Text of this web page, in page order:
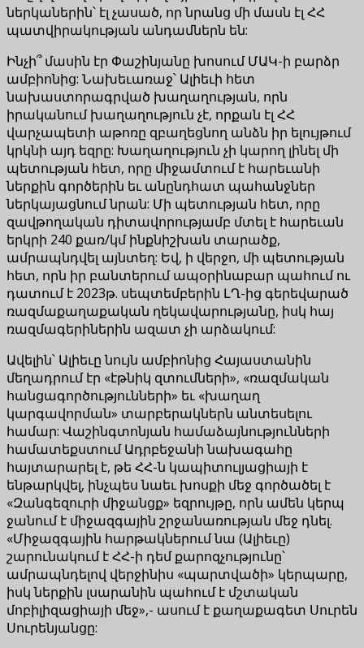
ներկաներին՝ էլ չասած, որ նրանց մի մասն էլ ՀՀ
պատվիրակության անդամներն են:
Ինչի՞ մասին էր Փաշինյանը խոսում ՄԱԿ-ի բարձր
ամբիոնից: Նախեւառաջ՝ Ալիեւի հետ
նախաստորագրված խաղաղության, որն
իրականում խաղաղություն չէ, որքան էլ ՀՀ
վարչապետի աթոռը զբաղեցնող անձն իր ելույթում
կրկնի այդ եզրը: Խաղաղություն չի կարող լինել մի
պետության հետ, որը միջամտում է հարեւանի
ներքին գործերին եւ անընդհատ պահանջներ
ներկայացնում նրան: Մի պետության հետ, որը
զավթողական դիտավորությամբ մտել է հարեւան
երկրի 240 քառ/կմ ինքնիշխան տարածք,
ամրապնդվել այնտեղ: Եվ, ի վերջո, մի պետության
հետ, որն իր բանտերում ապօրինաբար պահում ու
դատում է 2023թ. սեպտեմբերին ԼՂ-ից գերեվարած
ռազմաքաղաքական ղեկավարությանը, իսկ հայ
ռազմագերիներին ազատ չի արձակում:
Ավելին՝ Ալիեւը նույն ամբիոնից Հայաստանին
մեղադրում էր «էթնիկ զտումների», «ռազմական
հանցագործությունների» եւ «խաղաղ
կարգավորման» տարբերակներն անտեսելու
համար: Վաշինգտոնյան համաձայնությունների
համատեքստում Ադրբեջանի նախագահը
հայտարարել է, թե ՀՀ-ն կապիտուլյացիայի է
ենթարկվել, ինչպես նաեւ խոսքի մեջ գործածել է
«Զանգեզուրի միջանցք» եզրույթը, որն ամեն կերպ
ջանում է միջազգային շրջանառության մեջ դնել.
«Միջազգային հարթակներում նա (Ալիեւը)
շարունակում է ՀՀ-ի դեմ քարոզչությունը՝
ամրապնդելով վերջինիս «պարտվածի» կերպարը,
իսկ ներքին լսարանին պահում է մշտական
մոբիլիզացիայի մեջ»,- ասում է քաղաքագետ Սուրեն
Սուրենյանցը: